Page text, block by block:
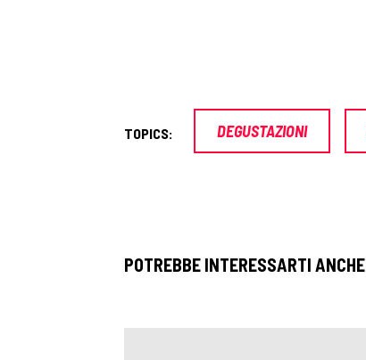
TOPICS: DEGUSTAZIONI
POTREBBE INTERESSARTI ANCHE